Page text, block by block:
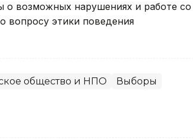
о возможных нарушениях и работе со
вопросу этики поведения
общество и НПО Выборы